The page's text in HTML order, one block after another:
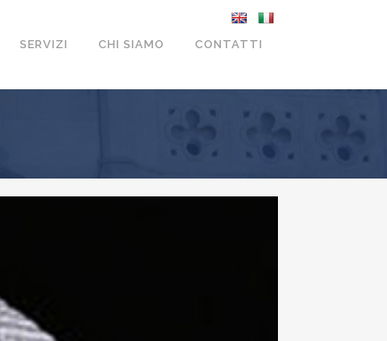
SERVIZI CHI SIAMO CONTATTI